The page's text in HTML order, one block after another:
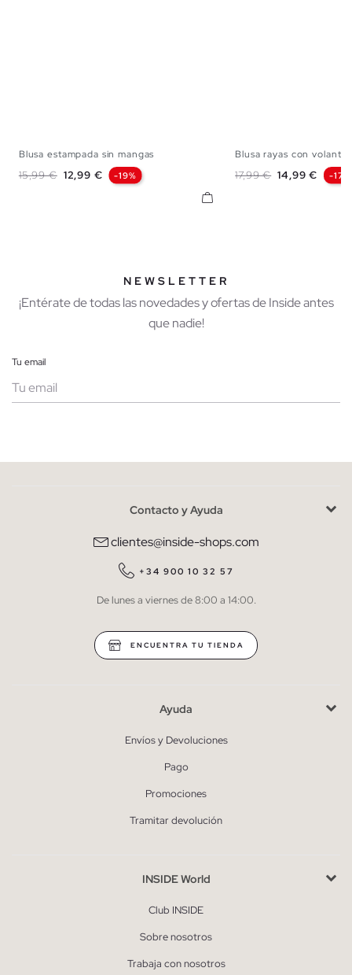
Blusa estampada sin mangas
Precio base
15,99 € Precio
12,99 € -19%
Blusa rayas con volantes
Precio base
17,99 € Precio
14,99 € -17%
NEWSLETTER
¡Entérate de todas las novedades y ofertas de Inside antes
que nadie!
Tu email
He leído y entiendo lapolítica de privacidad
QUIERO SUSCRIBIRME
* Puedes cancelar la suscripción en cualquier momento.
Contacto y Ayuda
clientes@inside-shops.com
+34 900 10 32 57
De lunes a viernes de 8:00 a 14:00.
ENCUENTRA TU TIENDA
Ayuda
Envíos y Devoluciones
Pago
Promociones
Tramitar devolución
INSIDE World
Club INSIDE
Sobre nosotros
Trabaja con nosotros